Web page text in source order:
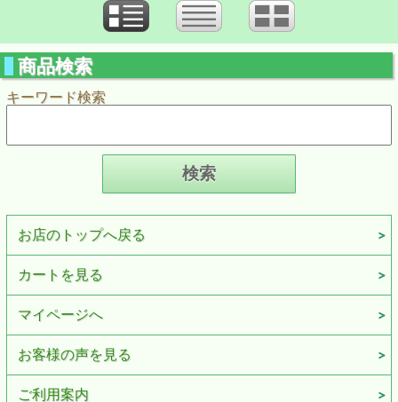
商品検索
キーワード検索
お店のトップへ戻る
カートを見る
マイページへ
お客様の声を見る
ご利用案内